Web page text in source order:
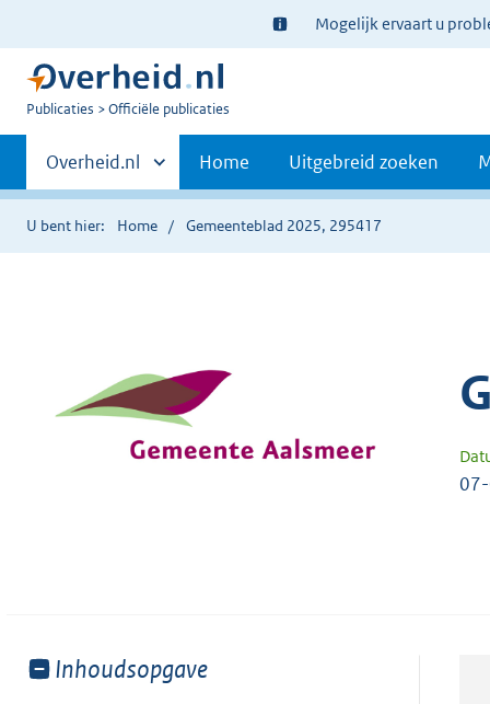
Ter
informatie:
Mogelijk ervaart u
U
Publicaties Officiële publicaties
Primaire
navigatie
Andere
sites
binnen
Overheid.nl Home Uitgebreid zoeken
U bent hier: Home Gemeenteblad 2025, 295417
Toon
Inhoudsopgave